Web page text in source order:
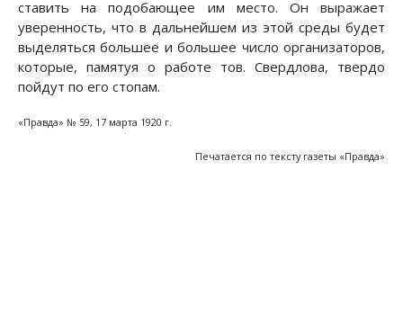
ставить на подобающее им место. Он выражает
уверенность, что в дальнейшем из этой среды будет
выделяться большее и большее число организаторов,
которые, памятуя о работе тов. Свердлова, твердо
пойдут по его стопам.
«Правда» № 59, 17 марта 1920 г.
Печатается по тексту газеты «Правда»